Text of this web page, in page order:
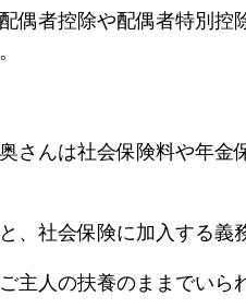
偶者控除や配偶者特別
さんは社会保険料や年
、社会保険に加入する義
主人の扶養のままでい